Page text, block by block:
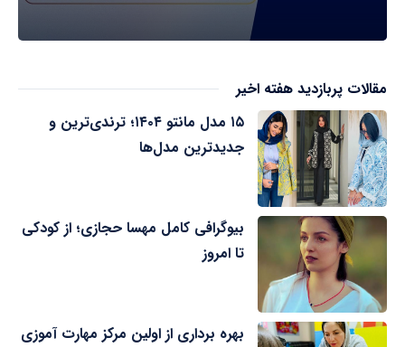
مقالات پربازدید هفته اخیر
۱۵ مدل مانتو ۱۴۰۴؛ ترندی‌ترین و
جدیدترین مدل‌ها
بیوگرافی کامل مهسا حجازی؛ از کودکی
تا امروز
بهره برداری از اولین مرکز مهارت آموزی